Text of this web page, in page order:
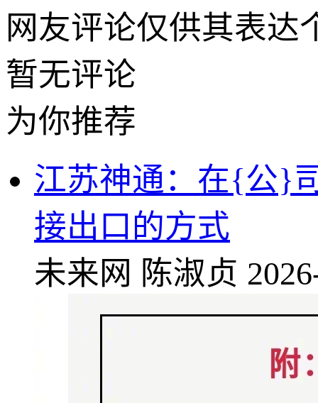
网友评论仅供其表达
暂无评论
为你推荐
江苏神通：在{公}
接出口的方式
未来网 陈淑贞